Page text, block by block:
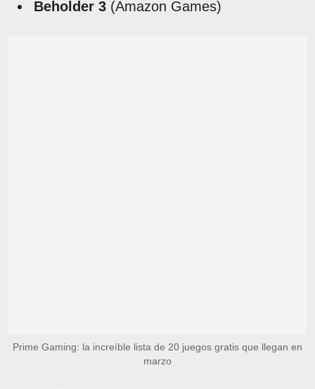
Beholder 3 (Amazon Games)
Prime Gaming: la increíble lista de 20 juegos gratis que llegan en
marzo